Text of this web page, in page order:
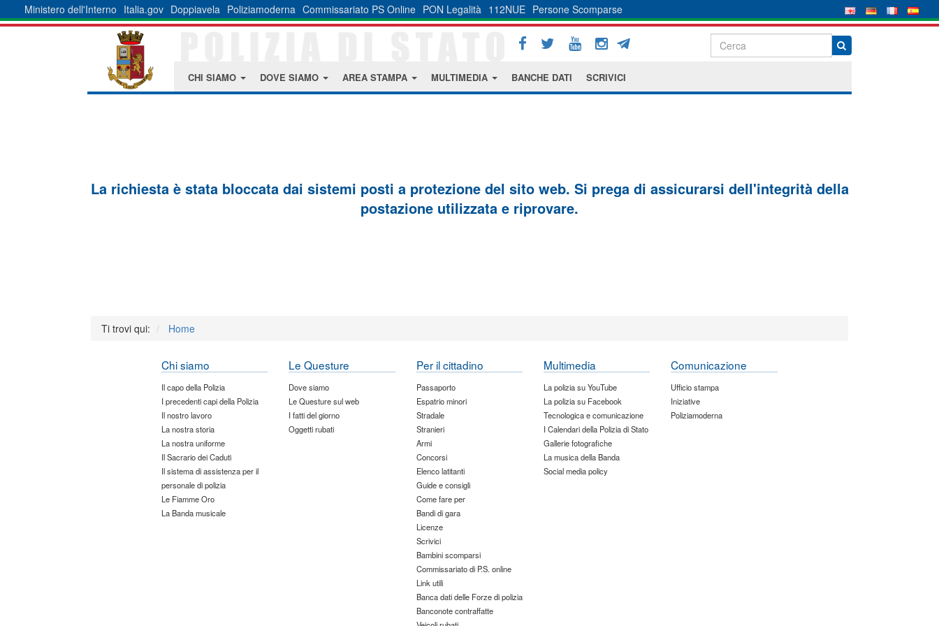
Ministero dell'Interno Italia.gov Doppiavela Poliziamoderna Commissariato PS Online PON Legalità 112NUE Persone Scomparse
CHI SIAMO DOVE SIAMO AREA STAMPA MULTIMEDIA BANCHE DATI SCRIVICI
La richiesta è stata bloccata dai sistemi posti a protezione del sito web. Si prega di assicurarsi dell'integrità della
postazione utilizzata e riprovare.
Ti trovi qui: Home
Chi siamo
Il capo della Polizia
I precedenti capi della Polizia
Il nostro lavoro
La nostra storia
La nostra uniforme
Il Sacrario dei Caduti
Il sistema di assistenza per il
personale di polizia
Le Fiamme Oro
La Banda musicale
Le Questure
Dove siamo
Le Questure sul web
I fatti del giorno
Oggetti rubati
Per il cittadino
Passaporto
Espatrio minori
Stradale
Stranieri
Armi
Concorsi
Elenco latitanti
Guide e consigli
Come fare per
Bandi di gara
Licenze
Scrivici
Bambini scomparsi
Commissariato di P.S. online
Link utili
Banca dati delle Forze di polizia
Banconote contraffatte
Multimedia
La polizia su YouTube
La polizia su Facebook
Tecnologica e comunicazione
I Calendari della Polizia di Stato
Gallerie fotografiche
La musica della Banda
Social media policy
Comunicazione
Ufficio stampa
Iniziative
Poliziamoderna